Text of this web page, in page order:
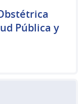
Pública y